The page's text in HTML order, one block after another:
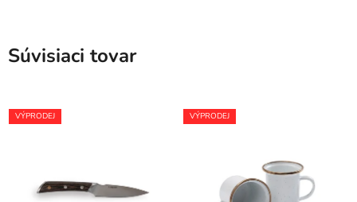
Súvisiaci tovar
VÝPRODEJ VÝPRODEJ